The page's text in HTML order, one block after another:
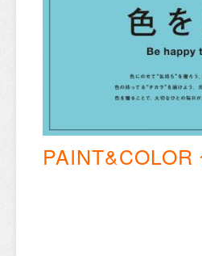
PAINT&COLOR